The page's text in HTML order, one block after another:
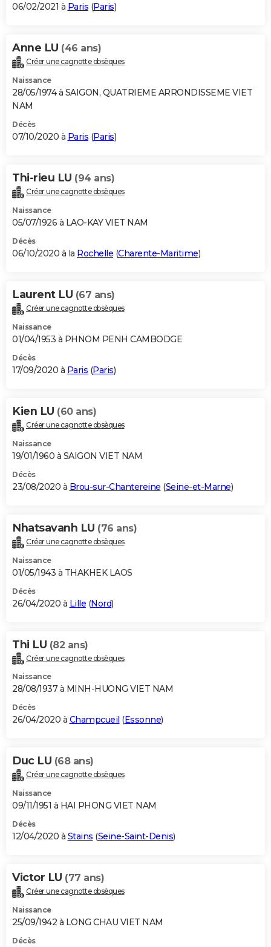
06/02/2021 à Paris (Paris)
Anne LU (46 ans)
Créer une cagnotte obsèques
Naissance
28/05/1974 à SAIGON, QUATRIEME ARRONDISSEME VIET
NAM
Décès
07/10/2020 à Paris (Paris)
Thi-rieu LU (94 ans)
Créer une cagnotte obsèques
Naissance
05/07/1926 à LAO-KAY VIET NAM
Décès
06/10/2020 à la Rochelle (Charente-Maritime)
Laurent LU (67 ans)
Créer une cagnotte obsèques
Naissance
01/04/1953 à PHNOM PENH CAMBODGE
Décès
17/09/2020 à Paris (Paris)
Kien LU (60 ans)
Créer une cagnotte obsèques
Naissance
19/01/1960 à SAIGON VIET NAM
Décès
23/08/2020 à Brou-sur-Chantereine (Seine-et-Marne)
Nhatsavanh LU (76 ans)
Créer une cagnotte obsèques
Naissance
01/05/1943 à THAKHEK LAOS
Décès
26/04/2020 à Lille (Nord)
Thi LU (82 ans)
Créer une cagnotte obsèques
Naissance
28/08/1937 à MINH-HUONG VIET NAM
Décès
26/04/2020 à Champcueil (Essonne)
Duc LU (68 ans)
Créer une cagnotte obsèques
Naissance
09/11/1951 à HAI PHONG VIET NAM
Décès
12/04/2020 à Stains (Seine-Saint-Denis)
Victor LU (77 ans)
Créer une cagnotte obsèques
Naissance
25/09/1942 à LONG CHAU VIET NAM
Décès